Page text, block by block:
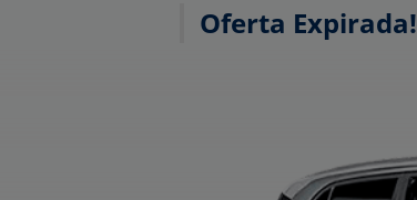
Oferta Expirada!